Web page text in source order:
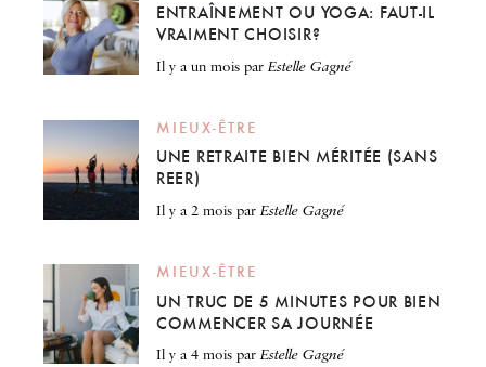
ENTRAÎNEMENT OU YOGA: FAUT-IL
VRAIMENT CHOISIR?
il y a un mois par Estelle Gagné
MIEUX-ÊTRE
UNE RETRAITE BIEN MÉRITÉE (SANS
REER)
il y a 2 mois par Estelle Gagné
MIEUX-ÊTRE
UN TRUC DE 5 MINUTES POUR BIEN
COMMENCER SA JOURNÉE
il y a 4 mois par Estelle Gagné